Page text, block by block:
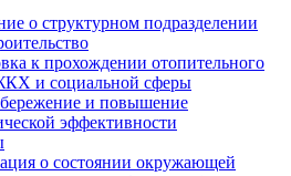
о структурном подразделении
к прохождении отопительного
и социальной сферы
и повышение
эффективности
о состоянии окружающей